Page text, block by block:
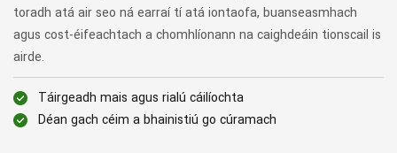
toradh atá air seo ná earraí tí atá iontaofa, buanseasmhach
agus cost-éifeachtach a chomhlíonann na caighdeáin tionscail is
airde.
Táirgeadh mais agus rialú cáilíochta
Déan gach céim a bhainistiú go cúramach